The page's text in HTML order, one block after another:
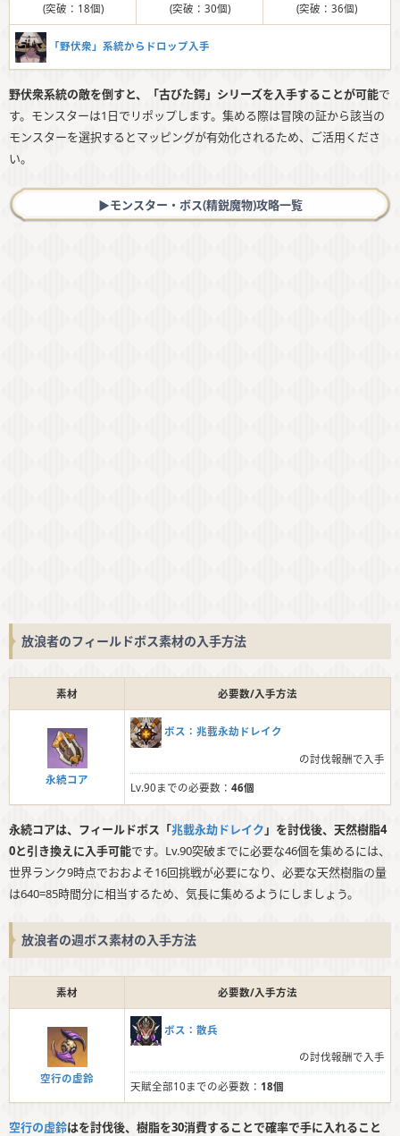
(突破：18個)
(突破：30個)
(突破：36個)
「野伏衆」系統からドロップ入手
野伏衆系統の敵を倒すと、「古びた鍔」シリーズを入手することが可能で
す。モンスターは1日でリポップします。集める際は冒険の証から該当の
モンスターを選択するとマッピングが有効化されるため、ご活用くださ
い。
▶︎モンスター・ボス(精鋭魔物)攻略一覧
放浪者のフィールドボス素材の入手方法
素材 必要数/入手方法
永続コア
ボス：兆載永劫ドレイク
の討伐報酬で入手
Lv.90までの必要数： 46個
永続コアは、フィールドボス「兆載永劫ドレイク 」を討伐後、天然樹脂4
0と引き換えに入手可能です。Lv.90突破までに必要な46個を集めるには、
世界ランク9時点でおおよそ16回挑戦が必要になり、必要な天然樹脂の量
は640=85時間分に相当するため、気長に集めるようにしましょう。
放浪者の週ボス素材の入手方法
素材 必要数/入手方法
空行の虚鈴
ボス：散兵
の討伐報酬で入手
天賦全部10までの必要数： 18個
空行の虚鈴はを討伐後、樹脂を30消費することで確率で手に入れること